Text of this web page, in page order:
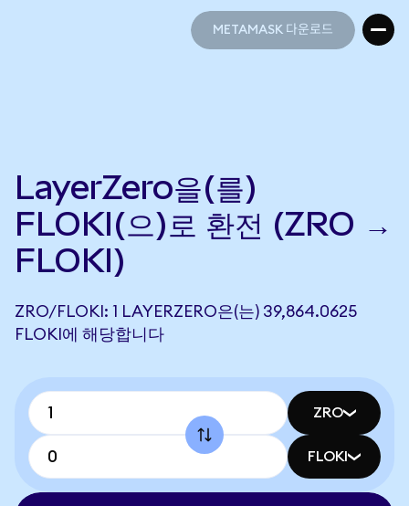
METAMASK 다운로드
LayerZero을(를)
FLOKI(으)로 환전 (ZRO →
FLOKI)
ZRO/FLOKI: 1 LAYERZERO은(는) 39,864.0625
FLOKI에 해당합니다
ZRO
FLOKI